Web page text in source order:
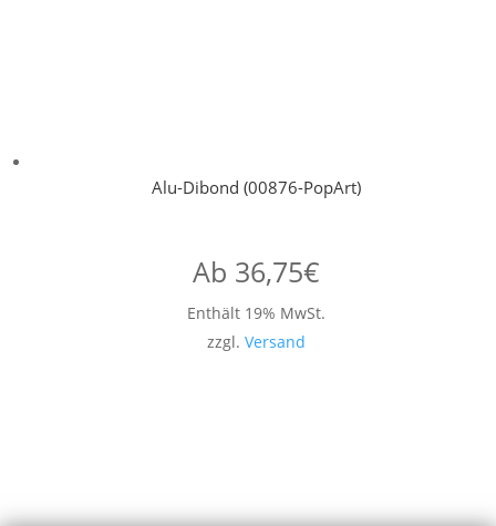
Alu-Dibond (00876-PopArt)
Ab 36,75€
Enthält 19% MwSt.
zzgl. Versand